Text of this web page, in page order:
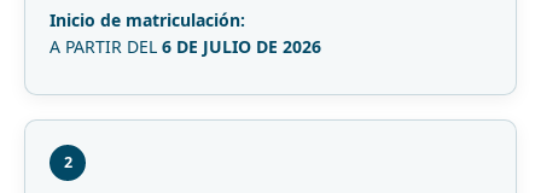
Inicio de matriculación:
A PARTIR DEL 6 DE JULIO DE 2026
2